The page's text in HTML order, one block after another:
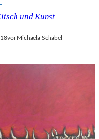
und Kunst
vonMichaela Schabel